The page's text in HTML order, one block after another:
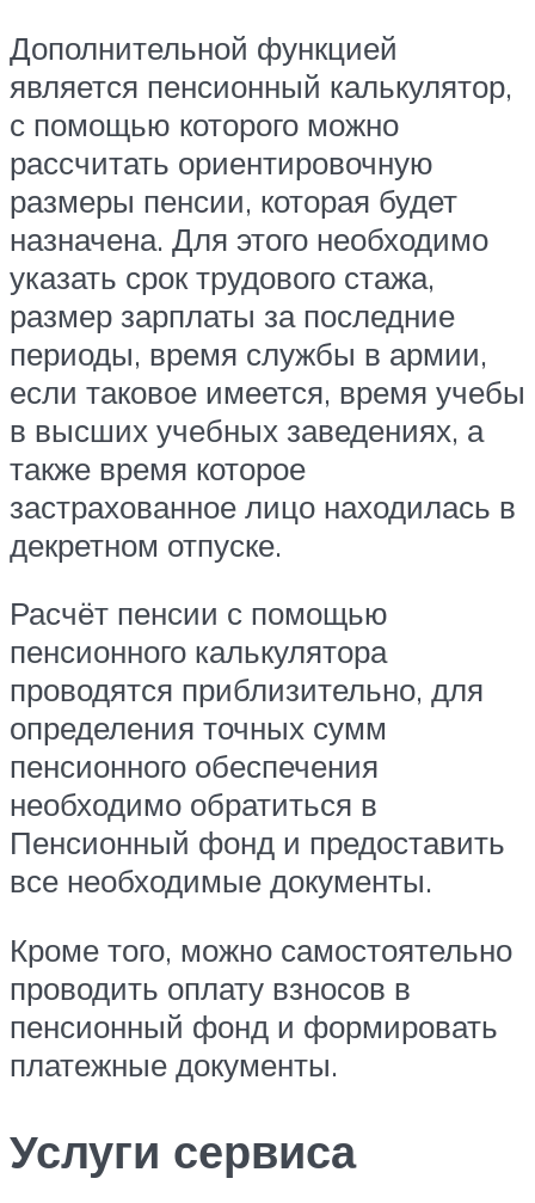
Дополнительной функцией
является пенсионный калькулятор,
с помощью которого можно
рассчитать ориентировочную
размеры пенсии, которая будет
назначена. Для этого необходимо
указать срок трудового стажа,
размер зарплаты за последние
периоды, время службы в армии,
если таковое имеется, время учебы
в высших учебных заведениях, а
также время которое
застрахованное лицо находилась в
декретном отпуске.
Расчёт пенсии с помощью
пенсионного калькулятора
проводятся приблизительно, для
определения точных сумм
пенсионного обеспечения
необходимо обратиться в
Пенсионный фонд и предоставить
все необходимые документы.
Кроме того, можно самостоятельно
проводить оплату взносов в
пенсионный фонд и формировать
платежные документы.
Услуги сервиса